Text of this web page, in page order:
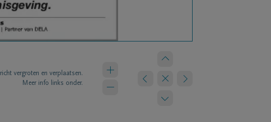
vergroten en verplaatsen.
Meer info links onder.